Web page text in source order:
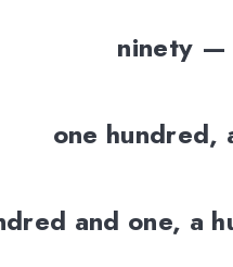
ninety —
one hundred,
and one, a